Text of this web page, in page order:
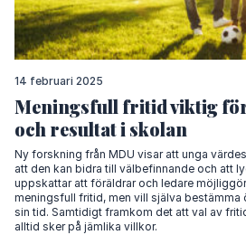
14 februari 2025
Meningsfull fritid viktig
och resultat i skolan
Ny forskning från MDU visar att unga
att den kan bidra till välbefinnande och att
uppskattar att föräldrar och ledare
meningsfull fritid, men vill själva bestämma
sin tid. Samtidigt framkom det att val av
alltid sker på jämlika villkor.